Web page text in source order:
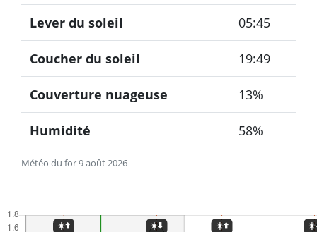
Météo du for 9 août 2026
Lever du soleil 05:45
Coucher du soleil 19:49
Couverture nuageuse 13%
Humidité 58%